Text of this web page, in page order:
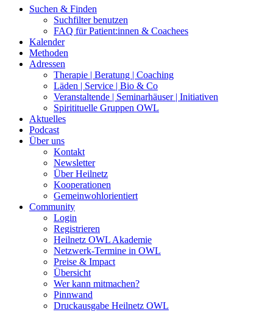
Suchen & Finden
Suchfilter benutzen
FAQ für Patient:innen & Coachees
Kalender
Methoden
Adressen
Therapie | Beratung | Coaching
Läden | Service | Bio & Co
Veranstaltende | Seminarhäuser | Initiativen
Spiritituelle Gruppen OWL
Aktuelles
Podcast
Über uns
Kontakt
Newsletter
Über Heilnetz
Kooperationen
Gemeinwohlorientiert
Community
Login
Registrieren
Heilnetz OWL Akademie
Netzwerk-Termine in OWL
Preise & Impact
Übersicht
Wer kann mitmachen?
Pinnwand
Druckausgabe Heilnetz OWL